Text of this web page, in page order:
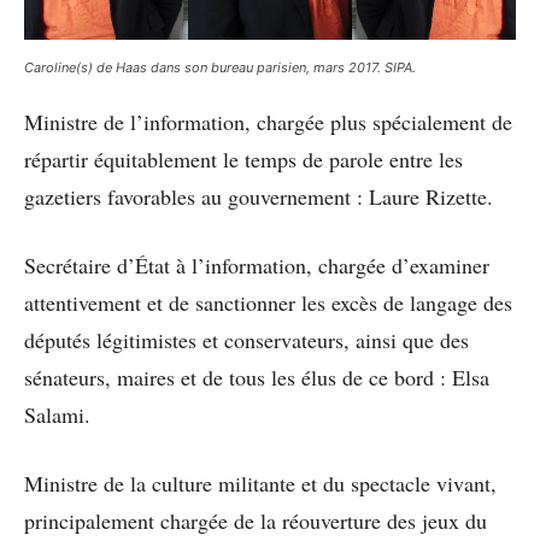
Caroline(s) de Haas dans son bureau parisien, mars 2017. SIPA.
Ministre de l’information, chargée plus spécialement de
répartir équitablement le temps de parole entre les
gazetiers favorables au gouvernement : Laure Rizette.
Secrétaire d’État à l’information, chargée d’examiner
attentivement et de sanctionner les excès de langage des
députés légitimistes et conservateurs, ainsi que des
sénateurs, maires et de tous les élus de ce bord : Elsa
Salami.
Ministre de la culture militante et du spectacle vivant,
principalement chargée de la réouverture des jeux du